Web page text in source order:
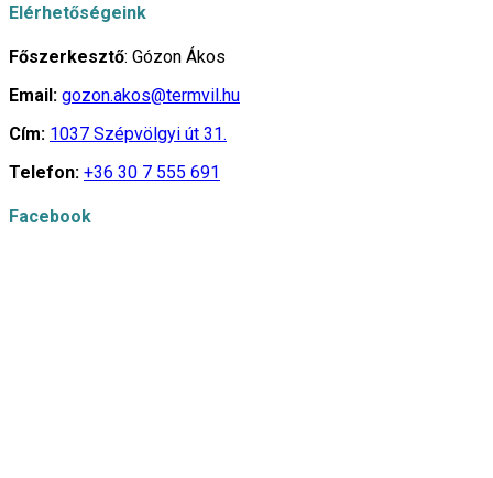
Elérhetőségeink
Főszerkesztő: Gózon Ákos
Email: gozon.akos@termvil.hu
Cím: 1037 Szépvölgyi út 31.
Telefon: +36 30 7 555 691
Facebook